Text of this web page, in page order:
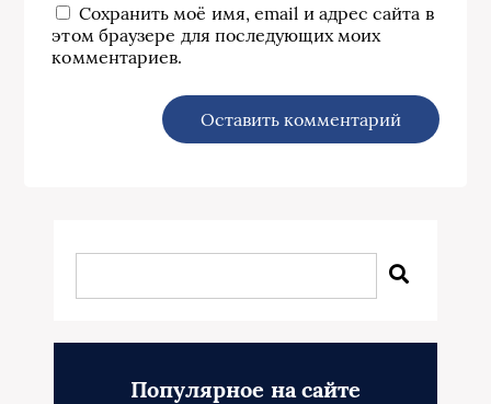
Сохранить моё имя, email и адрес сайта в
этом браузере для последующих моих
комментариев.
Популярное на сайте